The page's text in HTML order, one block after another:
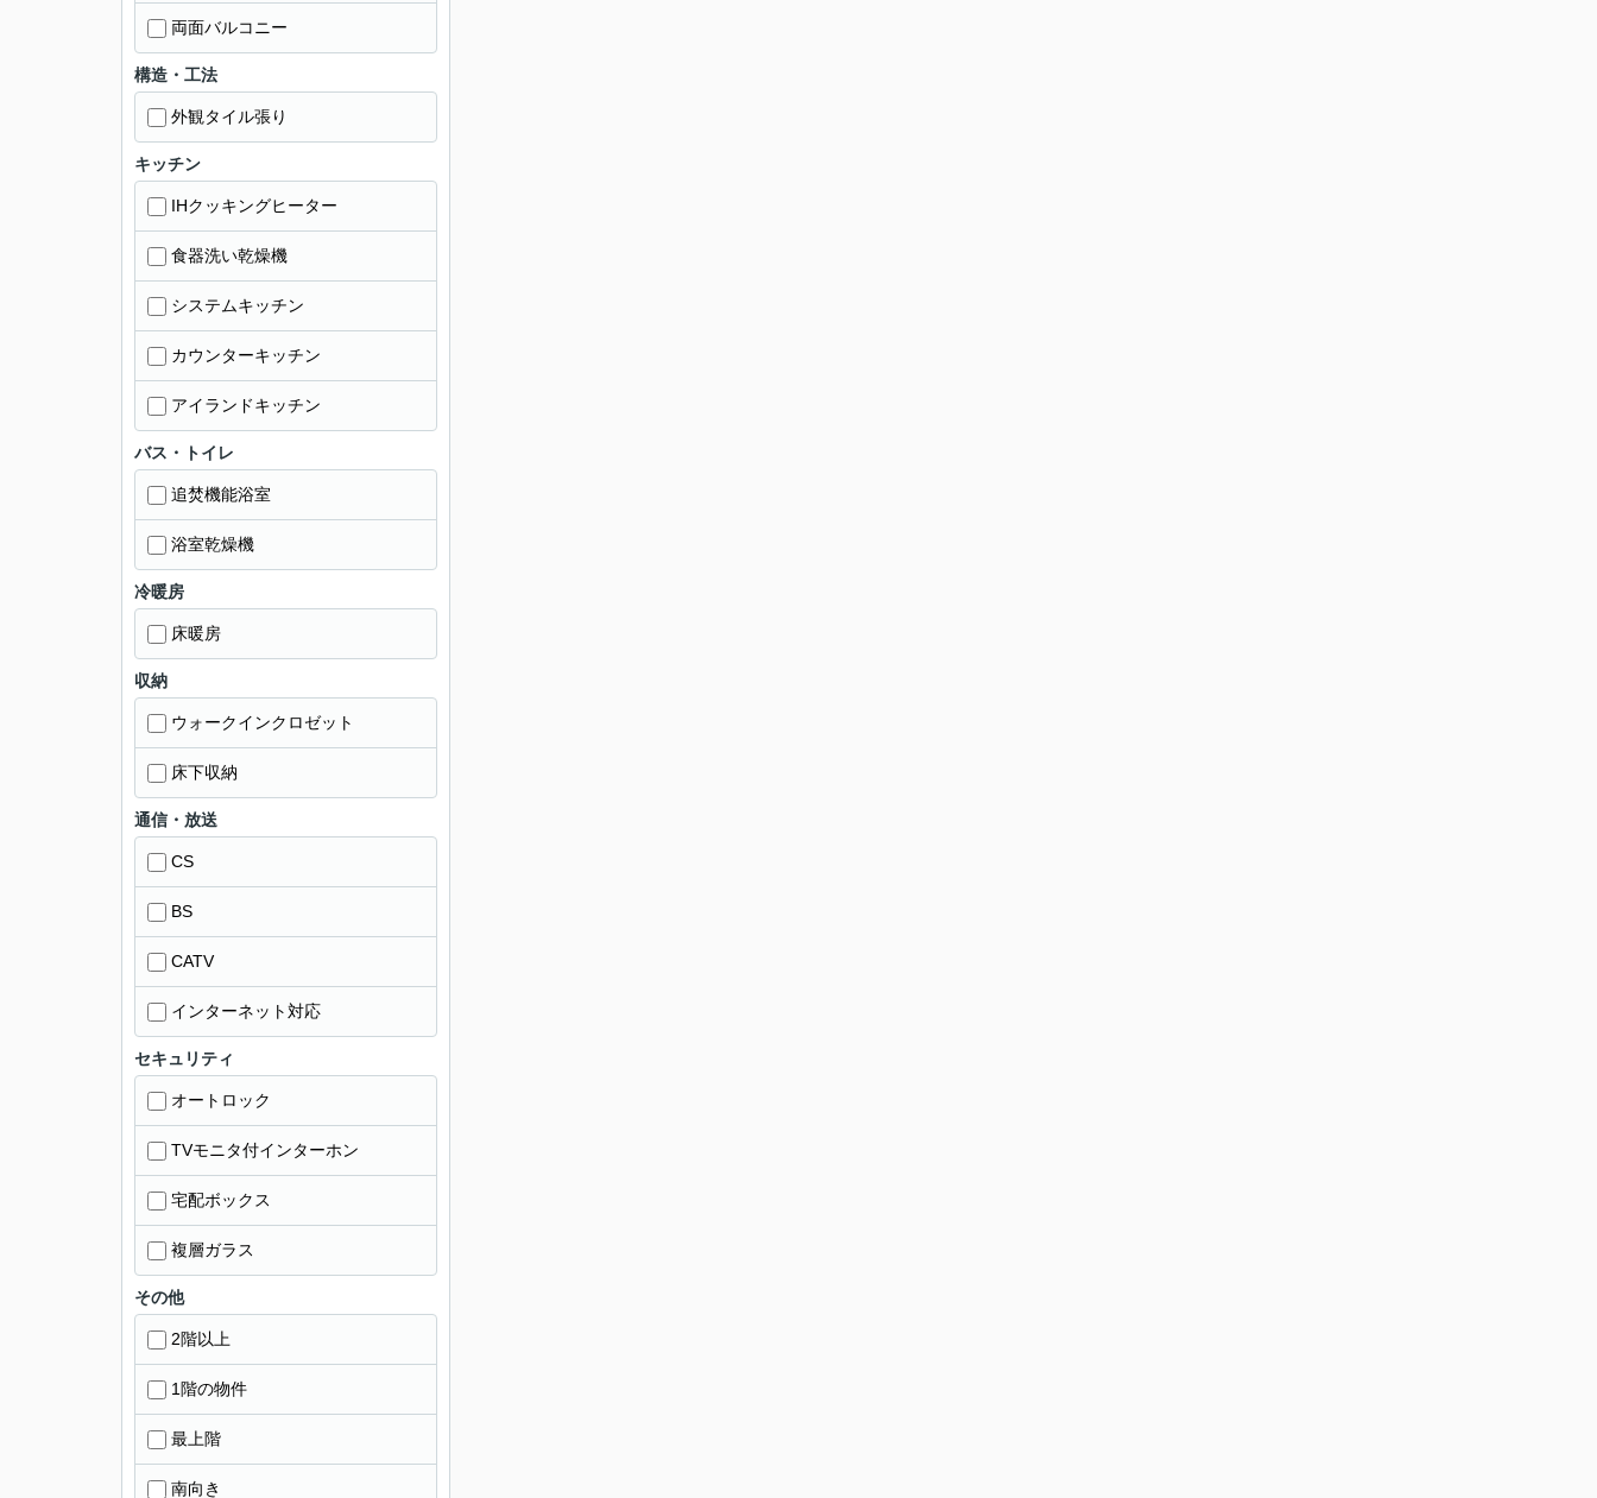
両面バルコニー
構造・工法
外観タイル張り
キッチン
IHクッキングヒーター
食器洗い乾燥機
システムキッチン
カウンターキッチン
アイランドキッチン
バス・トイレ
追焚機能浴室
浴室乾燥機
冷暖房
床暖房
収納
ウォークインクロゼット
床下収納
通信・放送
CS
BS
CATV
インターネット対応
セキュリティ
オートロック
TVモニタ付インターホン
宅配ボックス
複層ガラス
その他
2階以上
1階の物件
最上階
南向き